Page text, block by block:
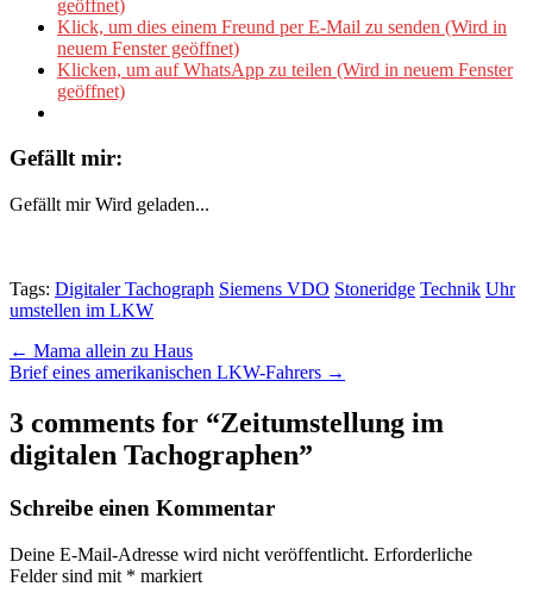
geöffnet)
Klick, um dies einem Freund per E-Mail zu senden (Wird in
neuem Fenster geöffnet)
Klicken, um auf WhatsApp zu teilen (Wird in neuem Fenster
geöffnet)
Gefällt mir:
Gefällt mir Wird geladen...
Tags: Digitaler Tachograph Siemens VDO Stoneridge Technik Uhr
umstellen im LKW
Post
navigation
← Mama allein zu Haus
Brief eines amerikanischen LKW-Fahrers →
3 comments for “Zeitumstellung im
digitalen Tachographen”
Schreibe einen Kommentar
Deine E-Mail-Adresse wird nicht veröffentlicht. Erforderliche
Felder sind mit * markiert